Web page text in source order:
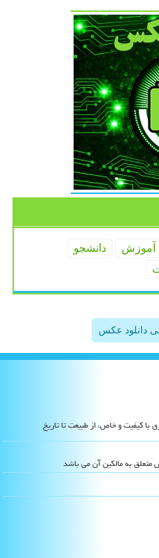
آموزش
دانشجو
دانلود عکس
کیفیت و خاص، از طبیعت تا تاریخ